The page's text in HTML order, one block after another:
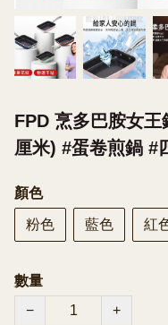
FPD 烹多巴胺女
厘米) #蛋卷煎鍋 #
顏色
粉色 藍色 紅
數量
−
+